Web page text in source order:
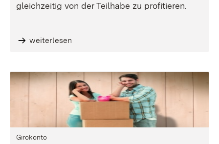
gleichzeitig von der Teilhabe zu profitieren.
weiterlesen
Girokonto